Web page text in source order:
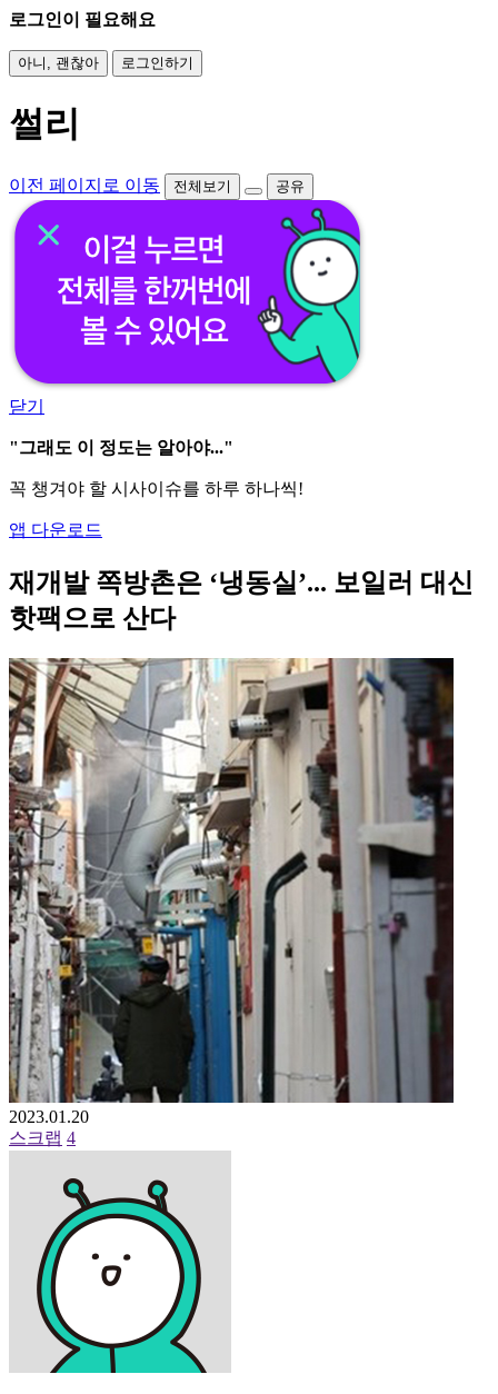
로그인이 필요해요
아니, 괜찮아 로그인하기
썰리
이전 페이지로 이동 전체보기 공유
닫기
"그래도 이 정도는 알아야..."
꼭 챙겨야 할 시사이슈를 하루 하나씩!
앱 다운로드
재개발 쪽방촌은 ‘냉동실’... 보일러 대신
핫팩으로 산다
2023.01.20
스크랩 4